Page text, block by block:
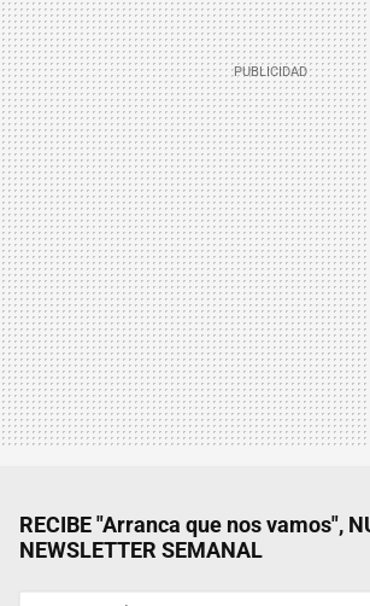
RECIBE "Arranca que nos vamos",
NEWSLETTER SEMANAL